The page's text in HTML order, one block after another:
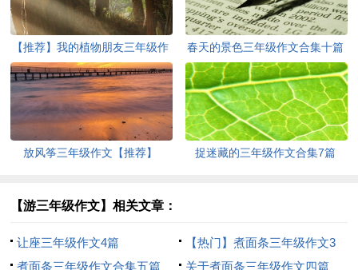
【推荐】我的植物朋友三年级作
文
春天的景色三年级作文合集十篇
放风筝三年级作文【推荐】 捉迷藏的三年级作文合集7篇
【游三年级作文】相关文章：
让座三年级作文4篇
【热门】煮面条三年级作文3
篇
煮面条三年级作文合集五篇 关于煮面条三年级作文四篇